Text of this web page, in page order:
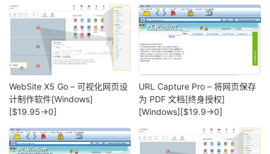
WebSite X5 Go – 可视化网页设
计制作软件[Windows]
[$19.95→0]
URL Capture Pro – 将网页保存
为 PDF 文档[终身授权]
[Windows][$19.9→0]